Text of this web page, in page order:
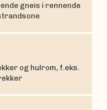
gneis i rennende
og hulrom, f.eks.